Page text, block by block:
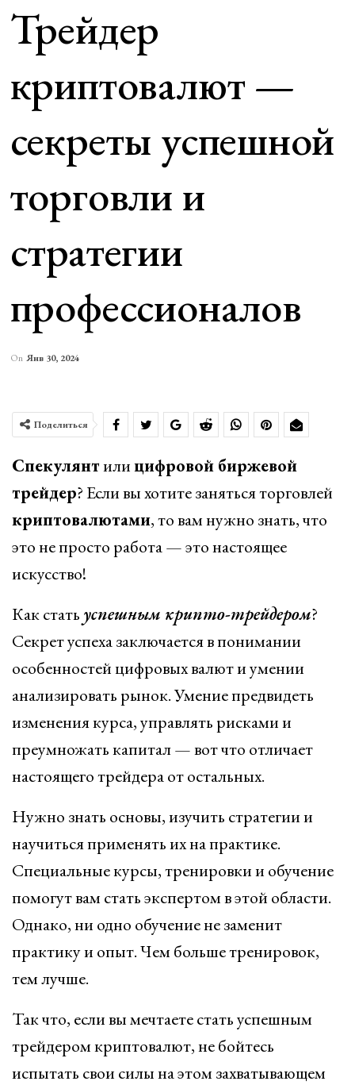
Трейдер
криптовалют —
секреты успешной
торговли и
стратегии
профессионалов
On Янв 30, 2024
Поделиться
Спекулянтилицифровой биржевой
трейдер? Если вы хотите заняться торговлей
криптовалютами, то вам нужно знать, что
это не просто работа — это настоящее
искусство!
Как стать успешным крипто-трейдером?
Секрет успеха заключается в понимании
особенностей цифровых валют и умении
анализировать рынок. Умение предвидеть
изменения курса, управлять рисками и
преумножать капитал — вот что отличает
настоящего трейдера от остальных.
Нужно знать основы, изучить стратегии и
научиться применять их на практике.
Специальные курсы, тренировки и обучение
помогут вам стать экспертом в этой области.
Однако, ни одно обучение не заменит
практику и опыт. Чем больше тренировок,
тем лучше.
Так что, если вы мечтаете стать успешным
трейдером криптовалют, не бойтесь
испытать свои силы на этом захватывающем